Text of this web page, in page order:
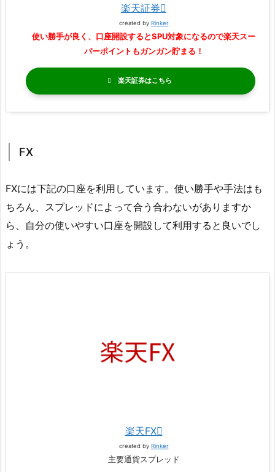
楽天証券
created by Rinker
使い勝手が良く、口座開設するとSPU対象になるので楽天スー
パーポイントもガンガン貯まる！
楽天証券
FX
FXには下記の口座を利用しています。使い勝手や手法はも
ちろん、スプレッドによって合う合わないがありますか
ら、自分の使いやすい口座を開設して利用すると良いでし
ょう。
楽天FX
created by Rinker
主要通貨スプレッド